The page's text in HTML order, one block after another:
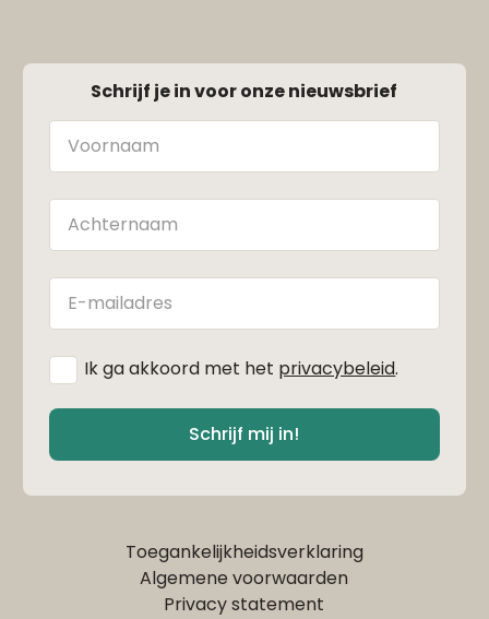
Schrijf je in voor onze nieuwsbrief
Naam
Achternaam
E-
mailadres
* Ik ga akkoord met het privacybeleid.
Schrijf mij in!
Toegankelijkheidsverklaring
Algemene voorwaarden
Privacy statement